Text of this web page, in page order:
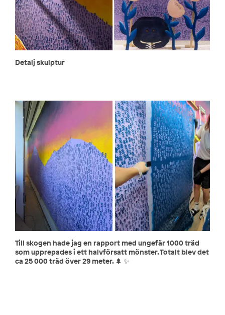
Detalj skulptur
Till skogen hade jag en rapport med ungefär 1000 träd
som upprepades i ett halvförsatt mönster. Totalt blev det
ca 25 000 träd över 29 meter. 🌲 ✨